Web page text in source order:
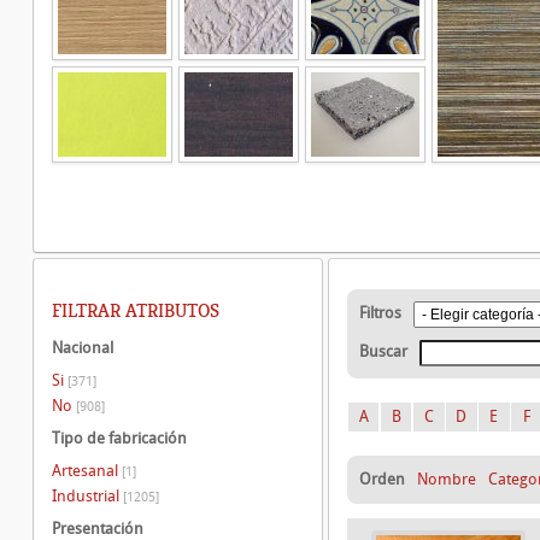
Filtros
Buscar
A B C D E F
Orden Nombre
FILTRAR ATRIBUTOS
Nacional
Si [371]
No [908]
Tipo de fabricación
Artesanal [1]
Industrial [1205]
Presentación